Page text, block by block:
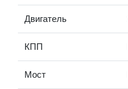
Двигатель
КПП
Мост